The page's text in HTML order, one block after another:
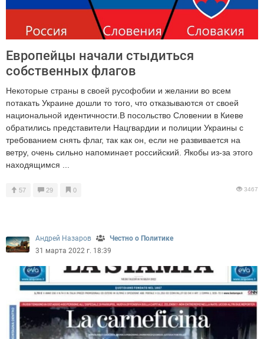
Европейцы начали стыдиться
собственных флагов
Некоторые страны в своей русофобии и желании во всем
потакать Украине дошли то того, что отказываются от своей
национальной идентичности.В посольство Словении в Киеве
обратились представители Нацгвардии и полиции Украины с
требованием снять флаг, так как он, если не развивается на
ветру, очень сильно напоминает российский. Якобы из-за этого
находящимся ...
57 29 0 3467
Андрей Назаров
Честно о Политике
31 марта 2022 г. 18:39